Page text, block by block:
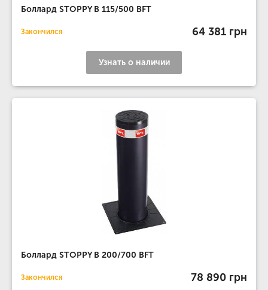
Боллард STOPPY B 115/500 BFT
Закончился 64 381 грн
Узнать о наличии
Боллард STOPPY B 200/700 BFT
Закончился 78 890 грн